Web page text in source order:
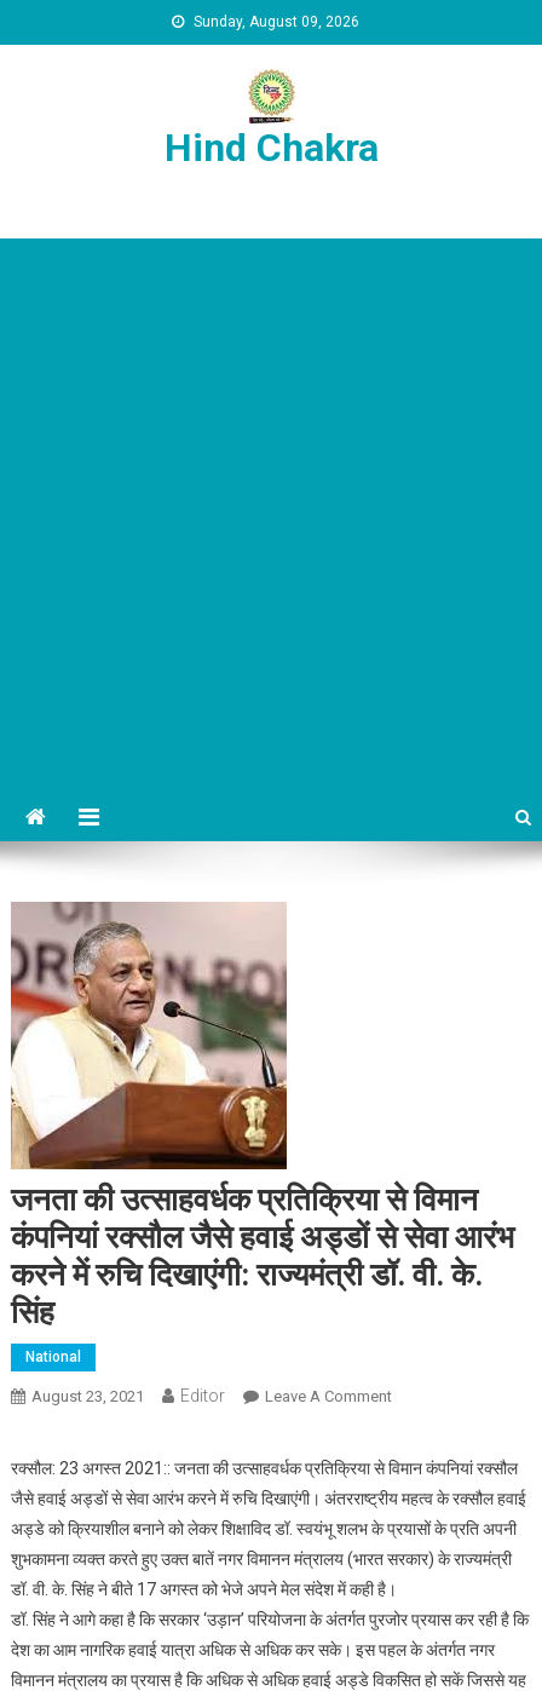
Sunday, August 09, 2026
Hind Chakra
जनता की उत्साहवर्धक प्रतिक्रिया से विमान
कंपनियां रक्सौल जैसे हवाई अड्डों से सेवा आरंभ
करने में रुचि दिखाएंगी: राज्यमंत्री डॉ. वी. के.
सिंह
National
August 23, 2021 Editor Leave A CommentOn जनता की उत्साहवर्धक
अड्डों से सेवा आरंभ करने
में रुचि दिखाएंगी: राज्यमंत्री
डॉ. वी. के. सिंह
रक्सौल: 23 अगस्त 2021:: जनता की उत्साहवर्धक प्रतिक्रिया से विमान कंपनियां रक्सौल
जैसे हवाई अड्डों से सेवा आरंभ करने में रुचि दिखाएंगी। अंतरराष्ट्रीय महत्व के रक्सौल हवाई
अड्डे को क्रियाशील बनाने को लेकर शिक्षाविद डॉ. स्वयंभू शलभ के प्रयासों के प्रति अपनी
शुभकामना व्यक्त करते हुए उक्त बातें नगर विमानन मंत्रालय (भारत सरकार) के राज्यमंत्री
डॉ. वी. के. सिंह ने बीते 17 अगस्त को भेजे अपने मेल संदेश में कही है।
डॉ. सिंह ने आगे कहा है कि सरकार ‘उड़ान’ परियोजना के अंतर्गत पुरजोर प्रयास कर रही है कि
देश का आम नागरिक हवाई यात्रा अधिक से अधिक कर सके। इस पहल के अंतर्गत नगर
विमानन मंत्रालय का प्रयास है कि अधिक से अधिक हवाई अड्डे विकसित हो सकें जिससे यह